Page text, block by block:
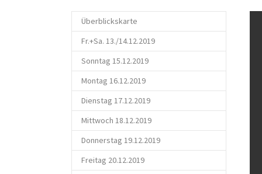
Überblickskarte
Fr.+Sa. 13./14.12.2019
Sonntag 15.12.2019
Montag 16.12.2019
Dienstag 17.12.2019
Mittwoch 18.12.2019
Donnerstag 19.12.2019
Freitag 20.12.2019